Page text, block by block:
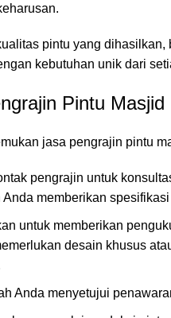
pintu yang
kebutuhan unik dari
Pintu
jasa pengrajin pintu
pengrajin untuk
memberikan
untuk memberikan
desain khusus
Anda menyetujui